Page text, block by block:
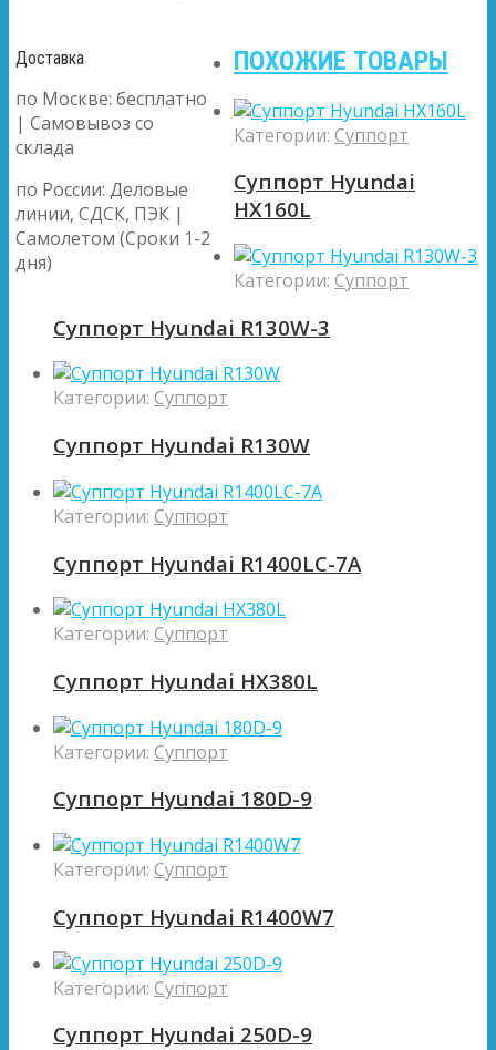
Доставка
по Москве: бесплатно
| Самовывоз со
склада
по России: Деловые
линии, СДСК, ПЭК |
Самолетом (Сроки 1-2
дня)
ПОХОЖИЕ ТОВАРЫ
Категории:Суппорт
Суппорт Hyundai
HX160L
Категории:Суппорт
Суппорт Hyundai R130W-3
Категории: Суппорт
Суппорт Hyundai R130W
Категории: Суппорт
Суппорт Hyundai R1400LC-7A
Категории: Суппорт
Суппорт Hyundai HX380L
Категории: Суппорт
Суппорт Hyundai 180D-9
Категории: Суппорт
Суппорт Hyundai R1400W7
Категории: Суппорт
Суппорт Hyundai 250D-9